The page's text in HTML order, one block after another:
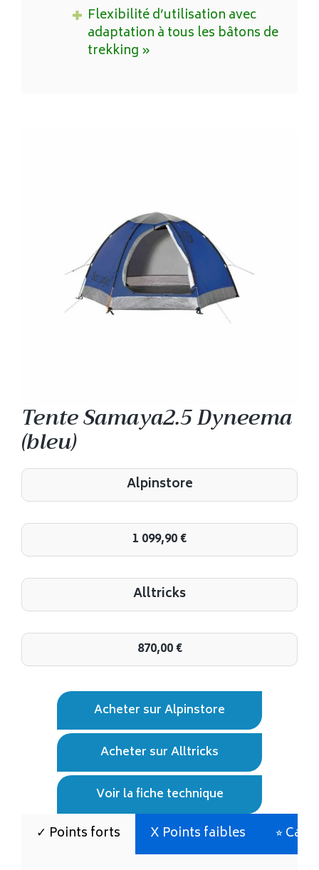
Flexibilité d’utilisation avec
adaptation à tous les bâtons de
trekking »
Tente Samaya2.5 Dyneema
(bleu)
Alpinstore
1 099,90€
Alltricks
870,00€
Acheter sur Alpinstore
Acheter sur Alltricks
Voir la fiche technique
✓ Points forts X Points faibles ⭐︎